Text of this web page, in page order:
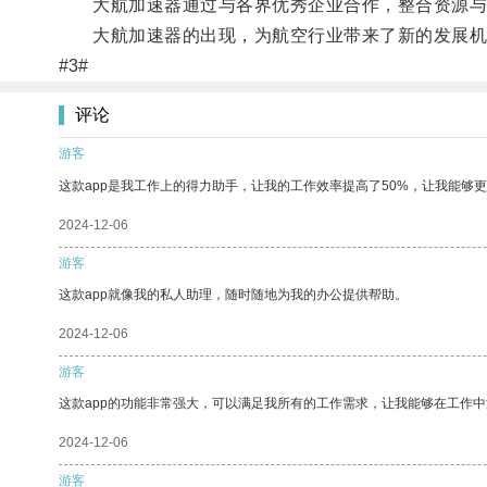
大航加速器通过与各界优秀企业合作，整合资源与
大航加速器的出现，为航空行业带来了新的发展机
#3#
评论
游客
这款app是我工作上的得力助手，让我的工作效率提高了50%，让我能够
2024-12-06
游客
这款app就像我的私人助理，随时随地为我的办公提供帮助。
2024-12-06
游客
这款app的功能非常强大，可以满足我所有的工作需求，让我能够在工作
2024-12-06
游客